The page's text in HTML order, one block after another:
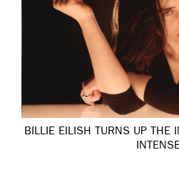
BILLIE EILISH TURNS UP THE